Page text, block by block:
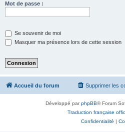
Mot de passe :
Se souvenir de moi
Masquer ma présence lors de cette session
Accueil du forum Supprimer les
Développé parphpBB® Forum
Traduction française
Confidentialité |